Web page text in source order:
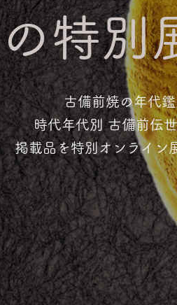
の特別
古備前焼の年代
時代年代別 古備前伝
掲載品を特別オンライン